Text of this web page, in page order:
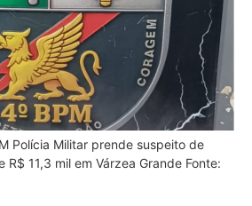
Polícia Militar prende suspeito de
11,3 mil em Várzea Grande Fonte: